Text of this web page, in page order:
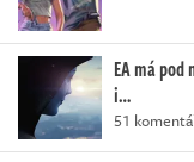
EA má
i…
51